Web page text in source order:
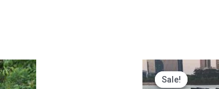
Sale!
Sale!